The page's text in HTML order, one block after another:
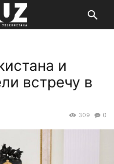
и
встречу в
0
309